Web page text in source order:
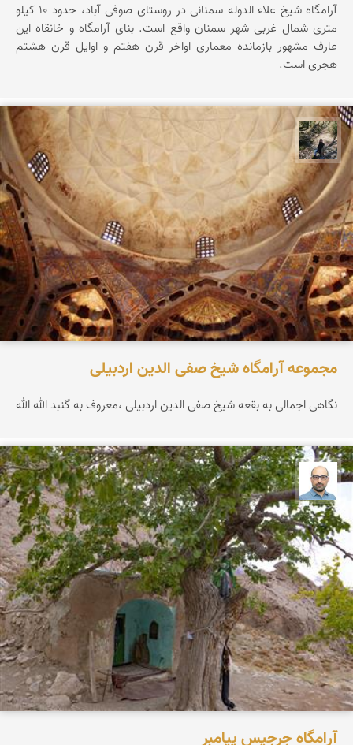
آرامگاه شیخ علاء الدوله سمنانی در روستای صوفی آباد، حدود ۱۰ کیلو
متری شمال غربی شهر سمنان واقع است. بنای آرامگاه و خانقاه این
عارف مشهور بازمانده معماری اواخر قرن هفتم و اوایل قرن هشتم
هجری است.
مونا سلطانی
مجموعه آرامگاه شیخ صفی الدین اردبیلی
نگاهی اجمالی به بقعه شیخ صفی الدین اردبیلی ،معروف به گنبد الله الله
بابک ارجمندی
آرامگاه جرجیس پیامبر